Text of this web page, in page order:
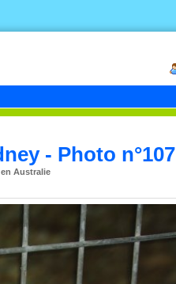
- Photo n°107
Australie